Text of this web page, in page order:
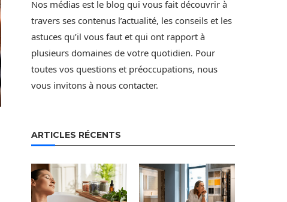
Nos médias est le blog qui vous fait découvrir à
travers ses contenus l’actualité, les conseils et les
astuces qu’il vous faut et qui ont rapport à
plusieurs domaines de votre quotidien. Pour
toutes vos questions et préoccupations, nous
vous invitons à nous contacter.
ARTICLES RÉCENTS